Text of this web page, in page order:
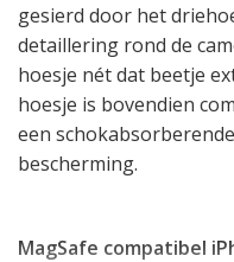
gesierd door het
detaillering rond de
hoesje nét dat beetje
hoesje is bovendien
een
bescherming.
MagSafe compatibel